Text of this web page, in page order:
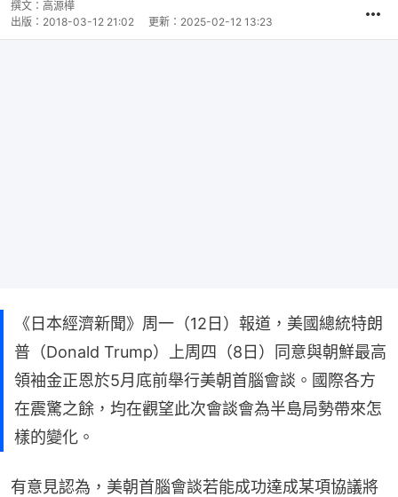
撰文： 高源樺
出版： 2018-03-12 21:02 更新： 2025-02-12 13:23
《日本經濟新聞》周一（12日）報道，美國總統特朗
普（Donald Trump）上周四（8日）同意與朝鮮最高
領袖金正恩於5月底前舉行美朝首腦會談。國際各方
在震驚之餘，均在觀望此次會談會為半島局勢帶來怎
樣的變化。
有意見認為，美朝首腦會談若能成功達成某項協議將